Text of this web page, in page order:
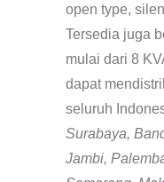
open type,
Tersedia juga
mulai dari 8
dapat
seluruh
Surabaya,
Jambi,